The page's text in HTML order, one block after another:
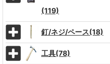
(119)
釘/ネジ/ペース(18)
工具(78)